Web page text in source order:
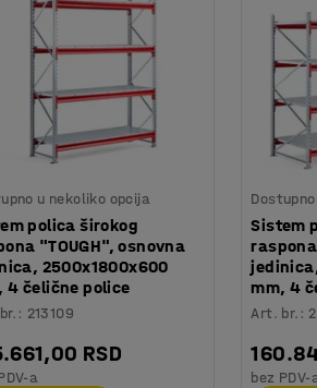
u nekoliko opcija
polica širokog
"TOUGH", osnovna
2500x1800x600
4 čelične police
: 213109
RSD
a
Sistem
mm, 4
Art. br. :
bez PDV-